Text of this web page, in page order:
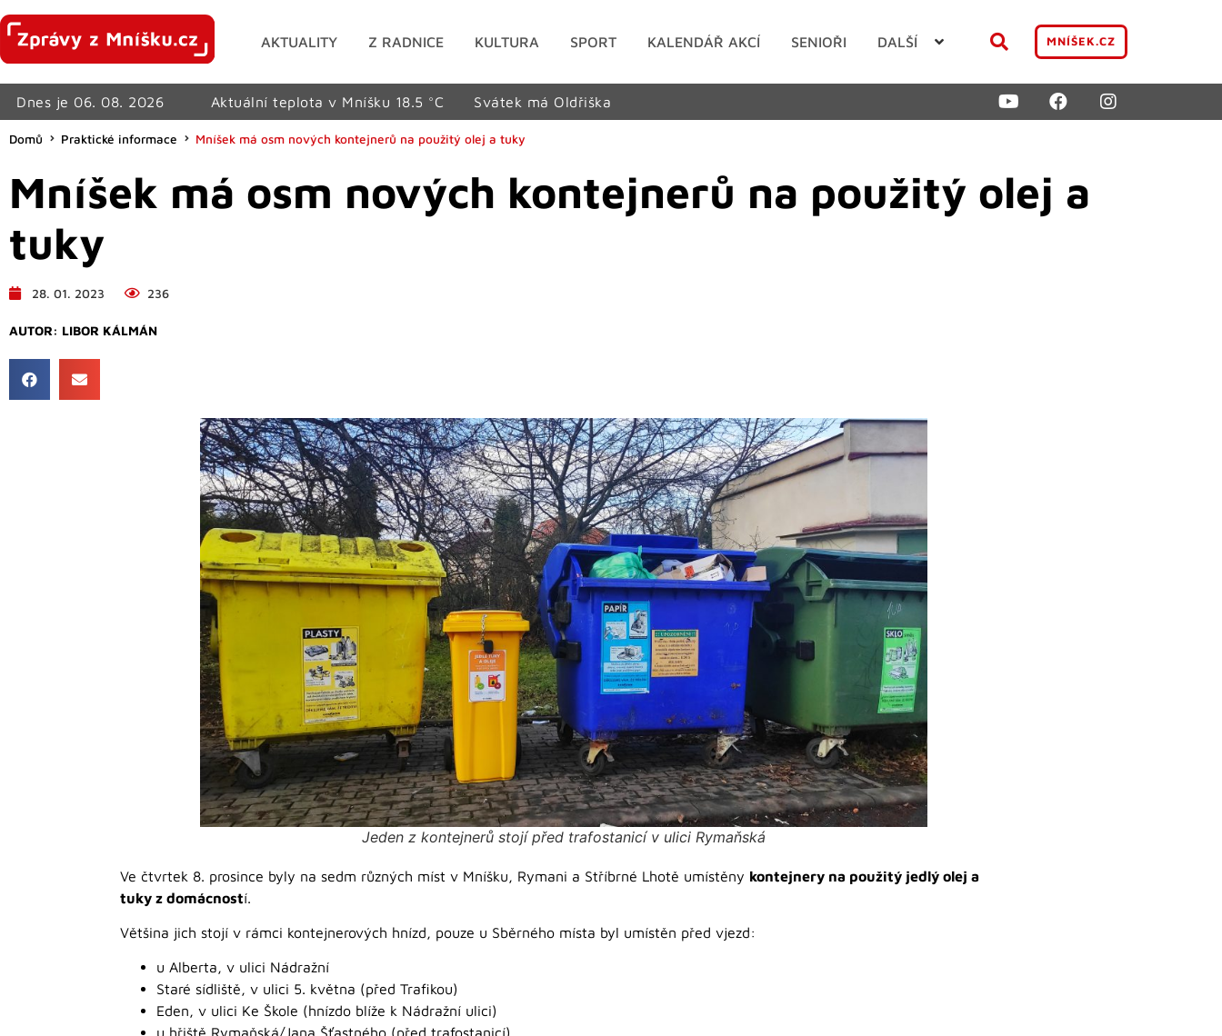
AKTUALITY Z RADNICE KULTURA SPORT KALENDÁŘ AKCÍ SENIOŘI DALŠÍ MNÍŠEK.CZ
Dnes je 06. 08. 2026 Aktuální teplota v Mníšku 18.5 °C Svátek má Oldřiška
Domů Praktické informace Mníšek má osm nových kontejnerů na použitý olej a tuky
Mníšek má osm nových kontejnerů na použitý olej a
tuky
28. 01. 2023 236
AUTOR: LIBOR KÁLMÁN
Jeden z kontejnerů stojí před trafostanicí v ulici Rymaňská
Ve čtvrtek 8. prosince byly na sedm různých míst v Mníšku, Rymani a Stříbrné Lhotě umístěny kontejnery na použitý jedlý olej a
tuky z domácností.
Většina jich stojí v rámci kontejnerových hnízd, pouze u Sběrného místa byl umístěn před vjezd:
u Alberta, v ulici Nádražní
Staré sídliště, v ulici 5. května (před Trafikou)
Eden, v ulici Ke Škole (hnízdo blíže k Nádražní ulici)
u hřiště Rymaňská/Jana Šťastného (před trafostanicí)